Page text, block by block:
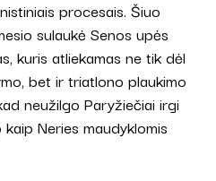
procesais. Šiuo
sulaukė Senos upės
kuris atliekamas ne tik dėl
bet ir triatlono plaukimo
neužilgo Paryžiečiai irgi
Neries maudyklomis